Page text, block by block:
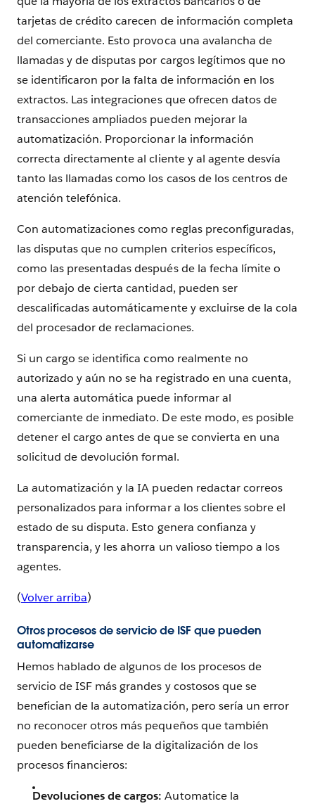
tarjetas de crédito carecen de información completa
del comerciante. Esto provoca una avalancha de
llamadas y de disputas por cargos legítimos que no
se identificaron por la falta de información en los
extractos. Las integraciones que ofrecen datos de
transacciones ampliados pueden mejorar la
automatización. Proporcionar la información
correcta directamente al cliente y al agente desvía
tanto las llamadas como los casos de los centros de
atención telefónica.
Con automatizaciones como reglas preconfiguradas,
las disputas que no cumplen criterios específicos,
como las presentadas después de la fecha límite o
por debajo de cierta cantidad, pueden ser
descalificadas automáticamente y excluirse de la cola
del procesador de reclamaciones.
Si un cargo se identifica como realmente no
autorizado y aún no se ha registrado en una cuenta,
una alerta automática puede informar al
comerciante de inmediato. De este modo, es posible
detener el cargo antes de que se convierta en una
solicitud de devolución formal.
La automatización y la IA pueden redactar correos
personalizados para informar a los clientes sobre el
estado de su disputa. Esto genera confianza y
transparencia, y les ahorra un valioso tiempo a los
agentes.
(Volver arriba)
Otros procesos de servicio de ISF que pueden
automatizarse
Hemos hablado de algunos de los procesos de
servicio de ISF más grandes y costosos que se
benefician de la automatización, pero sería un error
no reconocer otros más pequeños que también
pueden beneficiarse de la digitalización de los
procesos financieros:
Devoluciones de cargos: Automatice la